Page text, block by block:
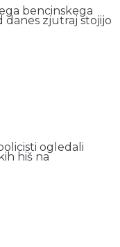
bencinskega
danes zjutraj stojijo
ogledali
hiš na